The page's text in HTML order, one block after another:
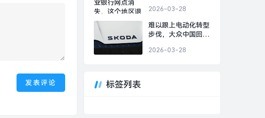
出数量最多|界面新
闻
2026-03-28
难以跟上电动化转型
步伐，大众中国回应
场|界面新闻 · 汽车
2026-03-28
标签列表